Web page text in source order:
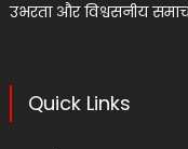
उभरता और विश्वसनीय
Quick Links